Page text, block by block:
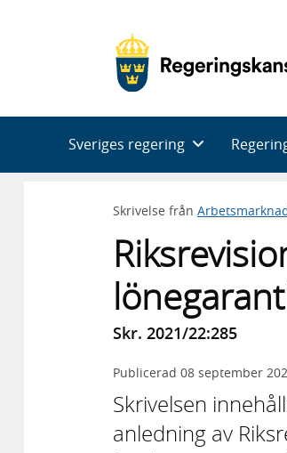
Sveriges regering
Skrivelse från
Skr. 2021/22:285
Publicerad 08 september
Skrivelsen
anledning av